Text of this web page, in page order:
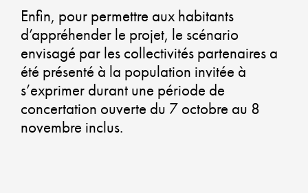
Enfin, pour permettre aux habitants
d’appréhender le projet, le scénario
envisagé par les collectivités partenaires a
été présenté à la population invitée à
s’exprimer durant une période de
concertation ouverte du 7 octobre au 8
novembre inclus.